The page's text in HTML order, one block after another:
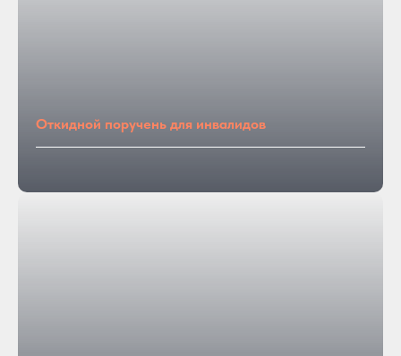
Откидной поручень для инвалидов